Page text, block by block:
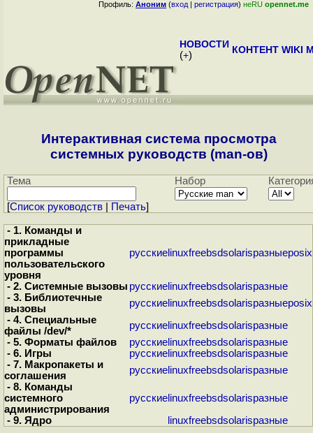
Профиль: Аноним (вход | регистрация) неRU opennet.me
НОВОСТИ
(+) КОНТЕНТ WIKI
Интерактивная система просмотра
системных руководств (man-ов)
Тема Набор
[Cписок руководств Печать]
- 1. Команды и
прикладные
программы
пользовательского
уровня
русские linuxfreebsdsolarisразныеposix
- 2. Системные вызовы русские linuxfreebsdsolarisразные
- 3. Библиотечные
вызовы
русские linuxfreebsdsolarisразныеposix
- 4. Специальные
файлы /dev/*
русские linuxfreebsdsolarisразные
- 5. Форматы файлов
русские linuxfreebsdsolarisразные
- 6. Игры
русские linuxfreebsdsolarisразные
- 7. Макропакеты и
соглашения
русские linuxfreebsdsolarisразные
- 8. Команды
системного
администрирования
русские linuxfreebsdsolarisразные
- 9. Ядро
linuxfreebsdsolarisразные